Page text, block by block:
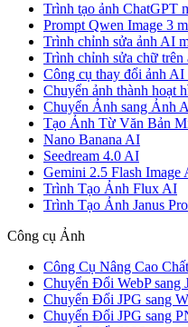
Trình tạo ảnh ChatGPT
Prompt Qwen Image 3
Trình chỉnh sửa ảnh AI
Trình chỉnh sửa chữ trên
Công cụ thay đổi ảnh AI
Chuyển ảnh thành hoạt
Chuyển Ảnh sang Ảnh
Tạo Ảnh Từ Văn Bản
Nano Banana AI
Seedream 4.0 AI
Gemini 2.5 Flash Image
Trình Tạo Ảnh Flux AI
Trình Tạo Ảnh Janus Pro
Công cụ Ảnh
Công Cụ Nâng Cao
Chuyển Đổi WebP sang
Chuyển Đổi JPG sang
Chuyển Đổi JPG sang